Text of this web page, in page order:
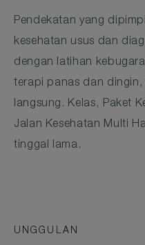
Pendekatan yang
kesehatan usus dan
dengan latihan
terapi panas dan
langsung. Kelas, Paket
Jalan Kesehatan Multi
tinggal lama.
UNGGULAN